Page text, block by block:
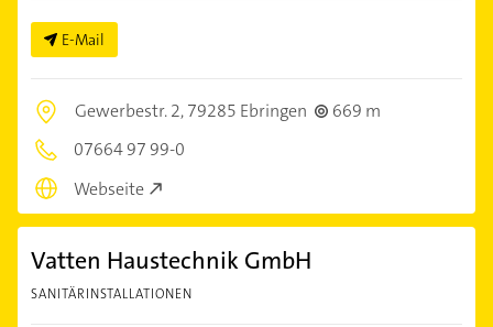
E-Mail
Gewerbestr. 2,79285 Ebringen
669 m
07664 97 99-0
Webseite
Vatten Haustechnik GmbH
SANITÄRINSTALLATIONEN